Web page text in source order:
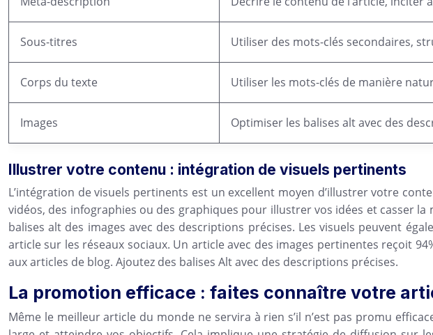
Sous-titres Utiliser des mots-clés secondaires,
Corps du texte Utiliser les mots-clés de manière
Images Optimiser les balises alt avec des
Illustrer votre contenu : intégration de visuels pertinents
L’intégration de visuels pertinents est un excellent moyen d’illustrer votre
vidéos, des infographies ou des graphiques pour illustrer vos idées et casser
balises alt des images avec des descriptions précises. Les visuels peuvent
article sur les réseaux sociaux. Un article avec des images pertinentes reçoit
aux articles de blog. Ajoutez des balises Alt avec des descriptions précises.
La promotion efficace : faites connaître votre
Même le meilleur article du monde ne servira à rien s’il n’est pas promu